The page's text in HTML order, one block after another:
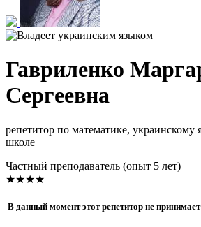
Гавриленко
Сергеевна
репетитор по математике, украинскому
школе
Частный преподаватель (опыт 5 лет)
★★★★
В данный момент этот репетитор не